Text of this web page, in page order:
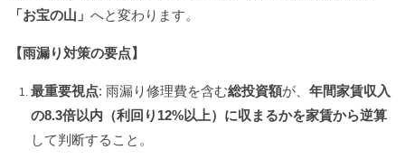
「お宝の山」 へと変わります。
【雨漏り対策の要点】
最重要視点: 雨漏り修理費を含む総投資額が、 年間家賃収入
の8.3倍以内（利回り12%以上）に収まるかを家賃から逆算
して判断すること。